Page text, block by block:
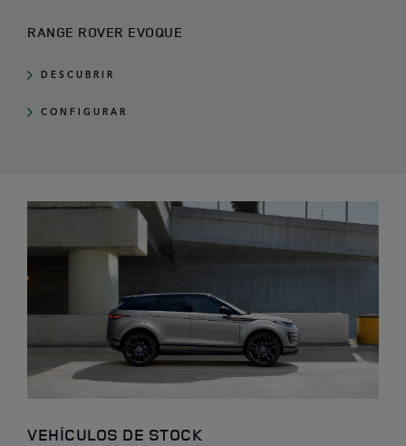
RANGE ROVER EVOQUE
DESCUBRIR
CONFIGURAR
VEHÍCULOS DE STOCK